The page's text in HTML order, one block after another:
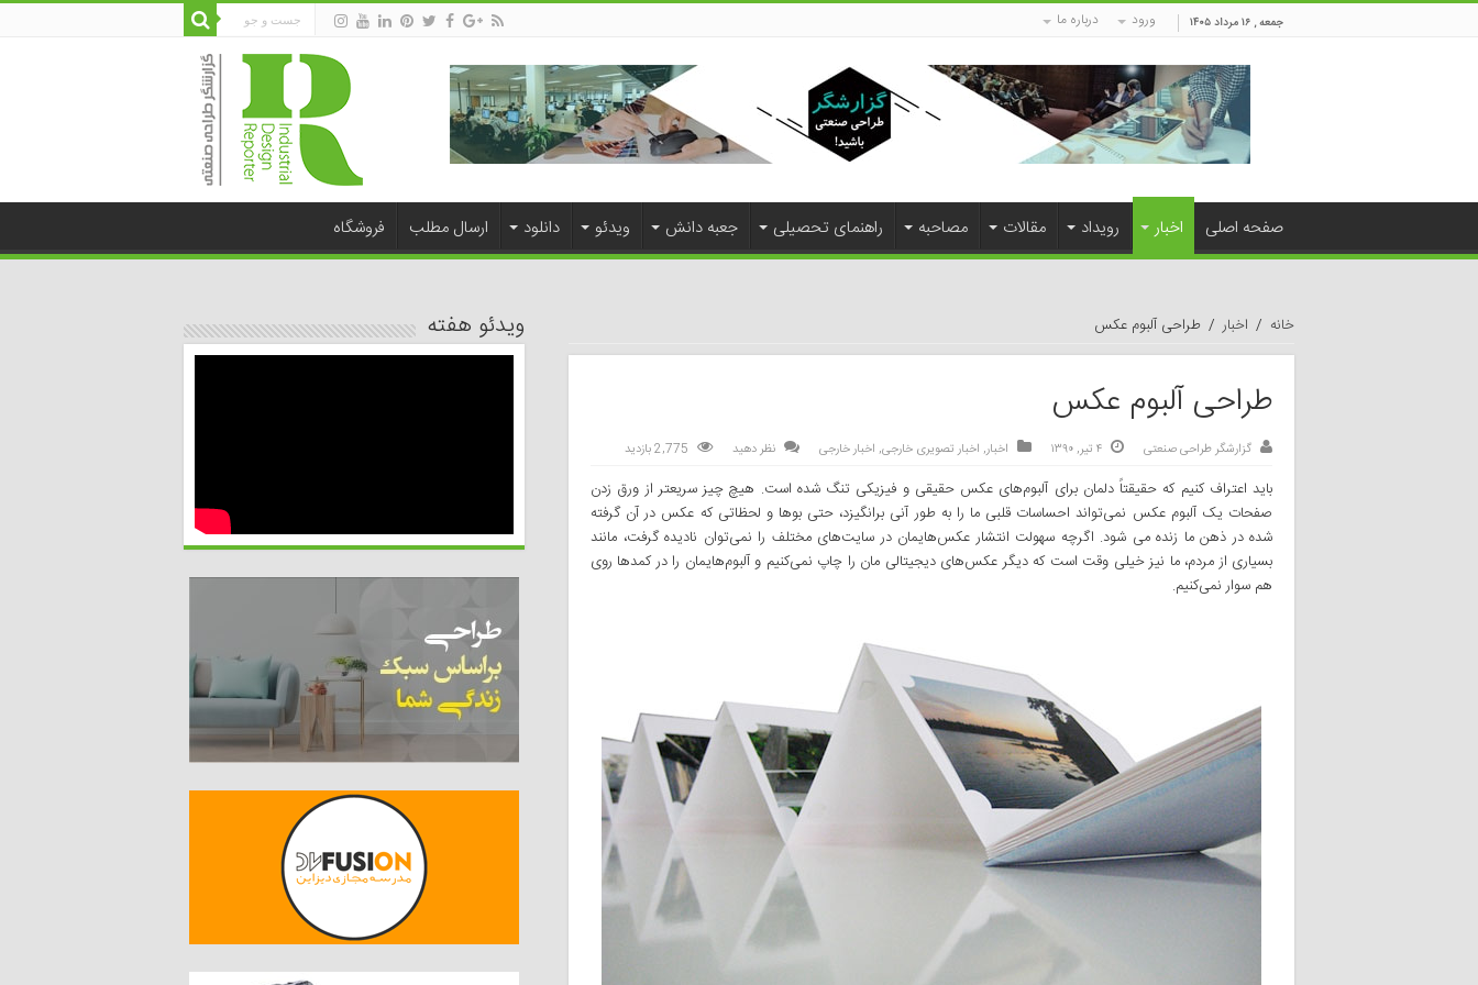
جمعه , ۱۶ مرداد ۱۴۰۵ ورود درباره ما
صفحه اصلی اخبار رویداد مقالات مصاحبه راهنمای تحصیلی جعبه دانش ویدئو دانلود ارسال مطلب فروشگاه
خانه / اخبار / طراحی آلبوم عکس
طراحی آلبوم عکس
گزارشگر طراحی صنعتی ۴ تیر, ۱۳۹۰ اخبار, اخبار تصویری خارجی, اخبار خارجی نظر دهید 2,775 بازدید
باید اعتراف کنیم که حقیقتاً دلمان برای آلبوم‌های عکس حقیقی‌ و فیزیکی‌ تنگ شده است. هیچ چیز سریعتر از ورق زدن
صفحات یک آلبوم عکس نمی‌تواند احساسات قلبی ما را به طور آنی‌ برانگیزد، حتی بو‌ها و لحظاتی که عکس در آن گرفته
شده در ذهن ما زنده می شود. اگرچه سهولت انتشار عکس‌هایمان در سایت‌های مختلف را نمی‌توان نادیده گرفت، مانند
بسیاری از مردم، ما نیز خیلی‌ وقت است که دیگر عکس‌های دیجیتالی مان را چاپ نمی‌کنیم و آلبوم‌هایمان را در کمد‌ها روی
هم سوار نمی‌کنیم.
ویدئو هفته